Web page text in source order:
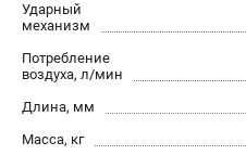
Пользовательское
СЕТЕВОЙ ЭЛЕКТРОИНСТРУМЕНТ
Угловые шлифмашины
Перфораторы
Ударный
механизм
Потребление
воздуха, л/мин
Длина, мм
Масса, кг